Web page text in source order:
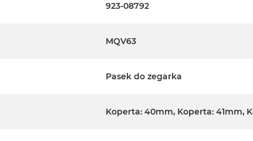
923-08792
MQV63
Pasek do zegarka
Koperta: 40mm, Koperta: 41mm,